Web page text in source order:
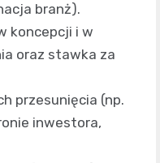
branż).
koncepcji i w
oraz stawka za
przesunięcia (np.
inwestora,